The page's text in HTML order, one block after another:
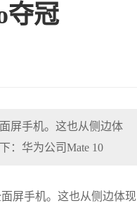
夺冠
屏手机。这也从侧边体
：华为公司Mate 10
屏手机。这也从侧边体现